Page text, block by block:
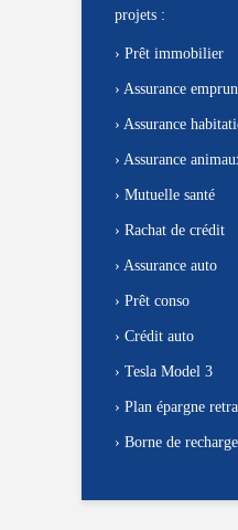
projets :
› Prêt immobilier
› Assurance
› Assurance
› Assurance
› Mutuelle santé
› Rachat de crédit
› Assurance auto
› Prêt conso
› Crédit auto
› Tesla Model 3
› Plan épargne
› Borne de recharge